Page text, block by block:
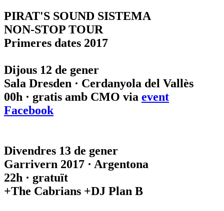
PIRAT'S SOUND SISTEMA
NON-STOP TOUR
Primeres dates 2017
Dijous 12 de gener
Sala Dresden · Cerdanyola del Vallès
00h · gratis amb CMO via event
Facebook
Divendres 13 de gener
Garrivern 2017 · Argentona
22h · gratuït
+The Cabrians +DJ Plan B